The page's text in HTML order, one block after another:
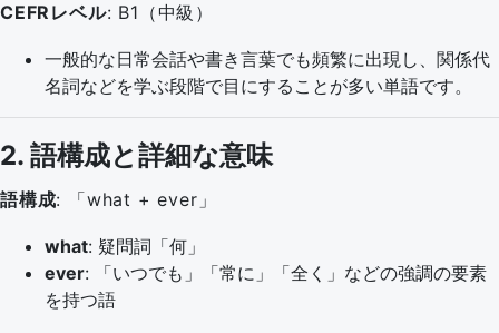
CEFRレベル: B1（中級）
一般的な日常会話や書き言葉でも頻繁に出現し、関係代
名詞などを学ぶ段階で目にすることが多い単語です。
2. 語構成と詳細な意味
語構成: 「what + ever」
what: 疑問詞「何」
ever: 「いつでも」「常に」「全く」などの強調の要素
を持つ語